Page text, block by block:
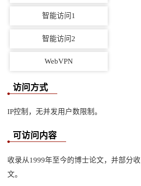
智能访问1
智能访问2
WebVPN
访问方式
IP控制，无并发用户数限制。
可访问内容
收录从1999年至今的博士论文，并部分
文。